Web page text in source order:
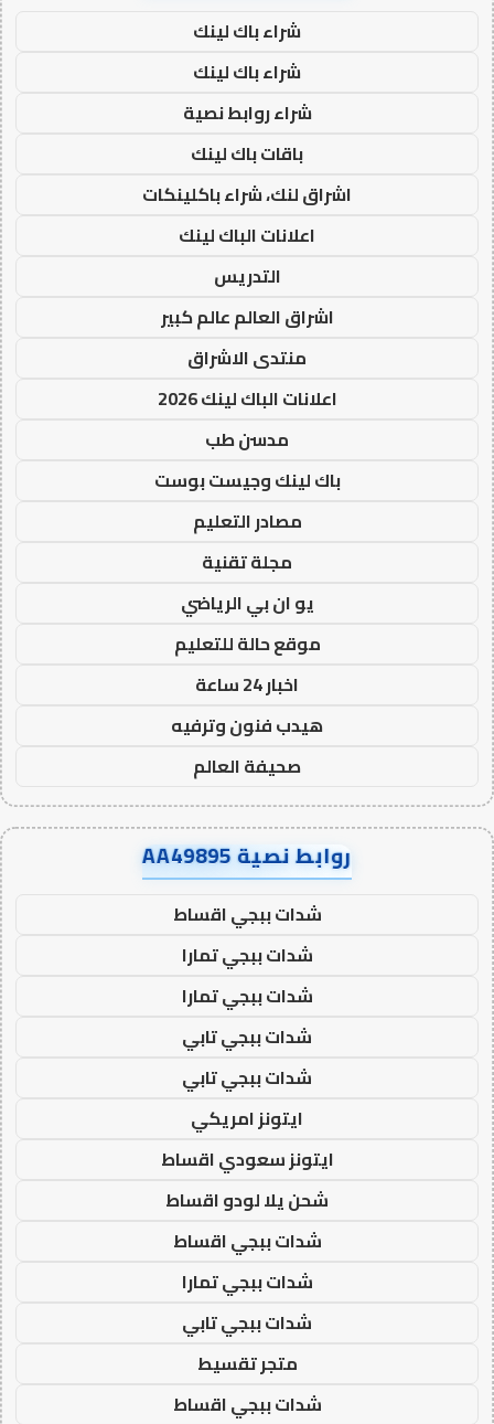
شراء باك لينك
شراء باك لينك
شراء روابط نصية
باقات باك لينك
اشراق لنك، شراء باكلينكات
اعلانات الباك لينك
التدريس
اشراق العالم عالم كبير
منتدى الاشراق
اعلانات الباك لينك 2026
مدسن طب
باك لينك وجيست بوست
مصادر التعليم
مجلة تقنية
يو ان بي الرياضي
موقع حالة للتعليم
اخبار 24 ساعة
هيدب فنون وترفيه
صحيفة العالم
روابط نصية AA49895
شدات ببجي اقساط
شدات ببجي تمارا
شدات ببجي تمارا
شدات ببجي تابي
شدات ببجي تابي
ايتونز امريكي
ايتونز سعودي اقساط
شحن يلا لودو اقساط
شدات ببجي اقساط
شدات ببجي تمارا
شدات ببجي تابي
متجر تقسيط
شدات ببجي اقساط